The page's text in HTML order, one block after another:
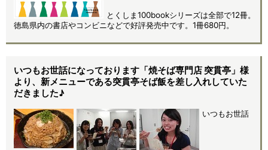
とくしま100bookシリーズは全部で12冊。
徳島県内の書店やコンビニなどで好評発売中です。1冊680円。
いつもお世話になっております「焼そば専門店 突貫亭」様
より、新メニューである突貫亭そば飯を差し入れしていた
だきました♪
いつもお世話